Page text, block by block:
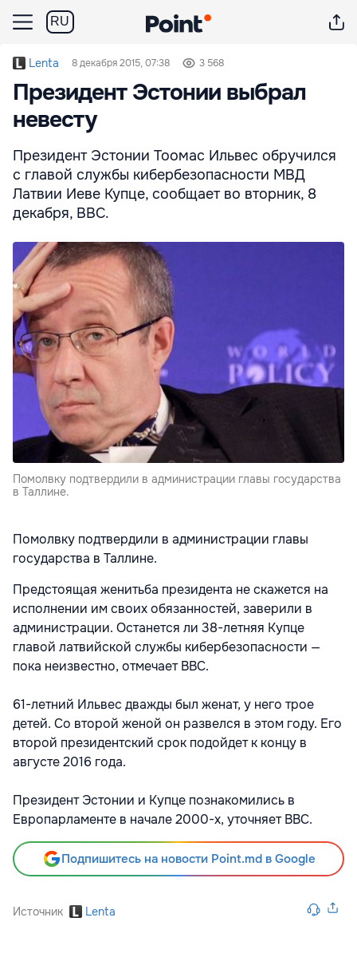
RU
Lenta 8 декабря 2015, 07:38 3 568
Президент Эстонии выбрал
невесту
Президент Эстонии Тоомас Ильвес обручился
с главой службы кибербезопасности МВД
Латвии Иеве Купце, сообщает во вторник, 8
декабря, ВВС.
Помолвку подтвердили в администрации главы государства
в Таллине.
Помолвку подтвердили в администрации главы
государства в Таллине.
Предстоящая женитьба президента не скажется на
исполнении им своих обязанностей, заверили в
администрации. Останется ли 38-летняя Купце
главой латвийской службы кибербезопасности —
пока неизвестно, отмечает ВВС.
61-летний Ильвес дважды был женат, у него трое
детей. Со второй женой он развелся в этом году. Его
второй президентский срок подойдет к концу в
августе 2016 года.
Президент Эстонии и Купце познакомились в
Европарламенте в начале 2000-х, уточняет ВВС.
Подпишитесь на новости Point.md в Google
Источник Lenta